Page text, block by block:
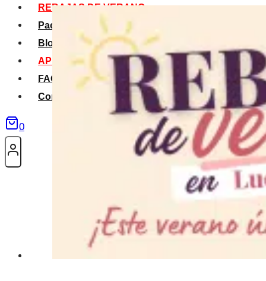
REBAJAS DE VERANO
Packs Verano
Blog
APP La Tribu
FAQS
Contacto
0